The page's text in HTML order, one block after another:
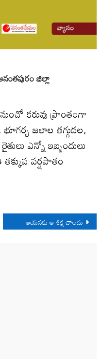
జిల్లా
కరువు ప్రాంతంగా
జలాల తగ్గుదల,
ఎన్నో ఇబ్బందులు
వర్షపాతం
ఆయనకు ఆ శిక్ష చాలదు